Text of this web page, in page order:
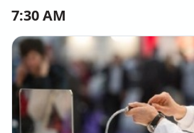
7:30 AM